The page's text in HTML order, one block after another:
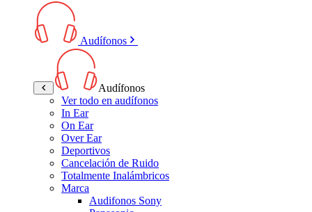
Audífonos
Audífonos
Ver todo en audífonos
In Ear
On Ear
Over Ear
Deportivos
Cancelación de Ruido
Totalmente Inalámbricos
Marca
Audifonos Sony